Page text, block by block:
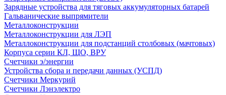
Зарядные устройства для тяговых аккумуляторных батарей
Гальванические выпрямители
Металлоконструкции
Металлоконструкции для ЛЭП
Металлоконструкции для подстанций столбовых (мачтовых)
Корпуса серии КЛ, ЩО, ВРУ
Счетчики э/энергии
Устройства сбора и передачи данных (УСПД)
Счетчики Меркурий
Счетчики Лэнэлектро